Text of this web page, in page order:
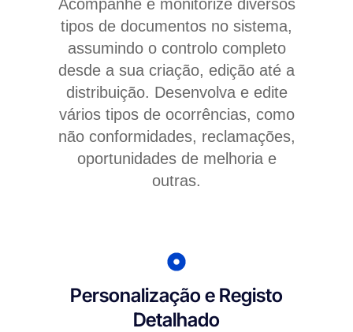
Acompanhe e monitorize diversos
tipos de documentos no sistema,
assumindo o controlo completo
desde a sua criação, edição até a
distribuição. Desenvolva e edite
vários tipos de ocorrências, como
não conformidades, reclamações,
oportunidades de melhoria e
outras.
Personalização e Registo
Detalhado